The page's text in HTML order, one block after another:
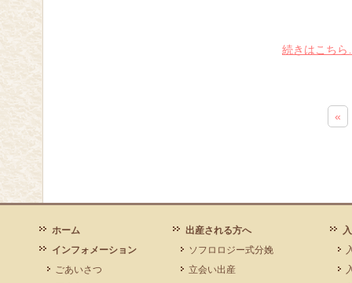
続きはこち
«
ホーム
インフォメーション
ごあいさつ
出産される方へ
ソフロロジー式分娩
立会い出産